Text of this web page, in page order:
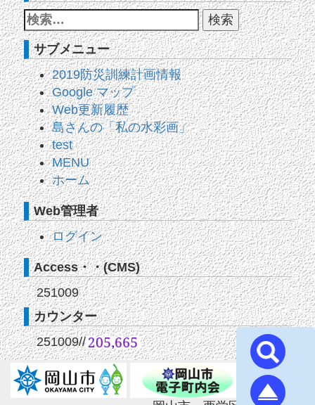
サブメニュー
2019防災訓練計画情報
Google マップ
Web更新履歴
島さんの「私の水彩画」
test
MENU
ホーム
Web管理者
ログイン
Access・・(CMS)
251009
カウンター
251009//